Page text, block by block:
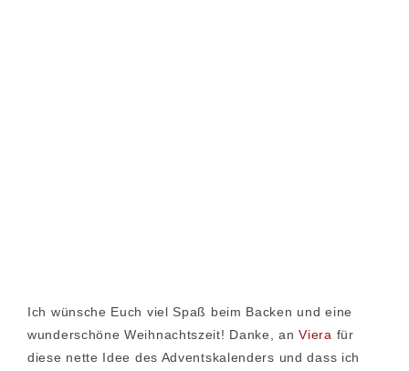
Ich wünsche Euch viel Spaß beim Backen und eine
wunderschöne Weihnachtszeit! Danke, anViera für
diese nette Idee des Adventskalenders und dass ich